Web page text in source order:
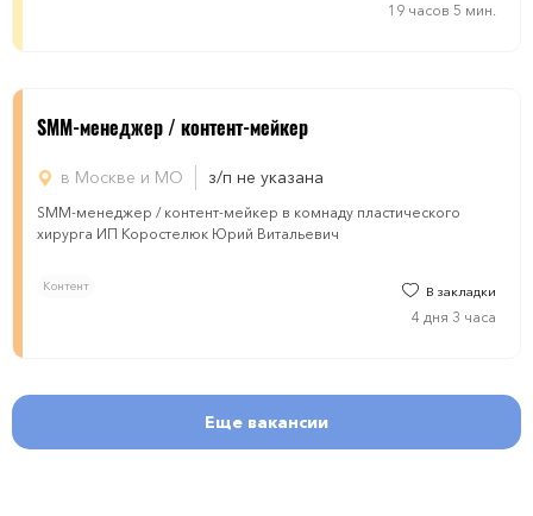
19 часов 5 мин.
SMM-менеджер / контент-мейкер
в Москве и МО з/п не указана
SMM-менеджер / контент-мейкер в комнаду пластического
хирурга ИП Коростелюк Юрий Витальевич
Контент В закладки
4 дня 3 часа
Еще вакансии